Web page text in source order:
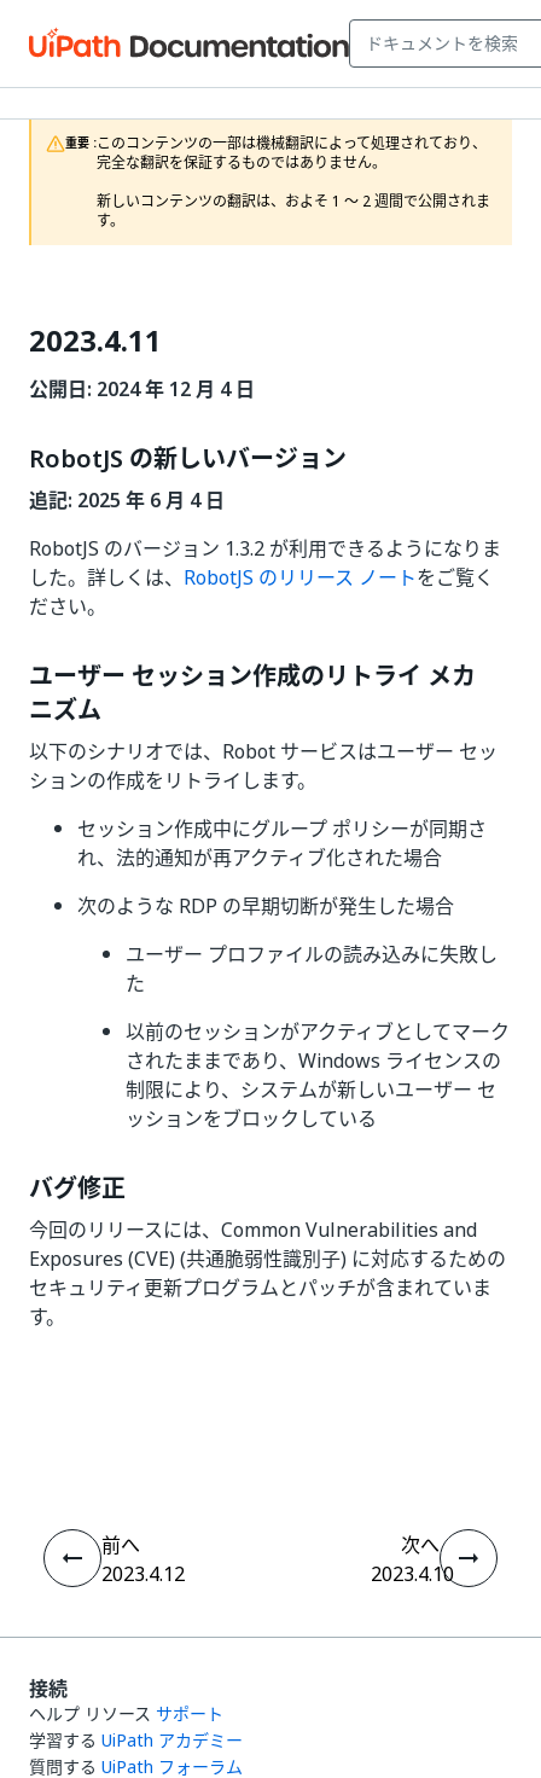
重要 :このコンテンツの一部は機械翻訳によって処理されており、
完全な翻訳を保証するものではありません。
新しいコンテンツの翻訳は、およそ 1 ～ 2 週間で公開されま
す。
2023.4.11
公開日: 2024 年 12 月 4 日
RobotJS の新しいバージョン
追記: 2025 年 6 月 4 日
RobotJS のバージョン 1.3.2 が利用できるようになりま
した。詳しくは、 RobotJS のリリース ノートをご覧く
ださい。
ユーザー セッション作成のリトライ メカ
ニズム
以下のシナリオでは、Robot サービスはユーザー セッ
ションの作成をリトライします。
セッション作成中にグループ ポリシーが同期さ
れ、法的通知が再アクティブ化された場合
次のような RDP の早期切断が発生した場合
ユーザー プロファイルの読み込みに失敗し
た
以前のセッションがアクティブとしてマーク
されたままであり、Windows ライセンスの
制限により、システムが新しいユーザー セ
ッションをブロックしている
バグ修正
今回のリリースには、Common Vulnerabilities and
Exposures (CVE) (共通脆弱性識別子) に対応するための
セキュリティ更新プログラムとパッチが含まれていま
す。
前へ
2023.4.12
次へ
2023.4.10
接続
ヘルプ リソース サポート
学習する UiPath アカデミー
質問する UiPath フォーラム